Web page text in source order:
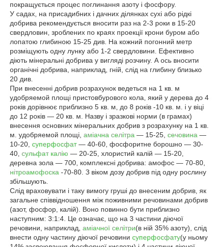
покращується процес поглинання азоту і фосфору.
У садах, на присадибних і дачних ділянках сухі або рідкі
добрива рекомендується вносити раз на 2-3 роки в 15-20
свердловин, зроблених по краях проекції крони буром або
лопатою глибиною 15-25 див. На кожний погонний метр
розміщують одну лунку або 1-2 свердловини. Ефективно
діють мінеральні добрива у вигляді розчину. А ось вносити
органічні добрива, наприклад, гній, слід на глибину близько
20 див.
При внесенні добрив розрахунок ведеться на 1 кв. м
удобряемой площі пристовбурового кола, який у дерева до 4
років дорівнює приблизно 5 кв. м, до 8 років -10 кв. м. і у віці
до 12 років — 20 кв. м. Назву і зразкові норми (в грамах)
внесення основних мінеральних добрив з розрахунку на 1 кв.
м. удобряемой площі, аміачна селітра — 15-25, сечовина —
10-20, суперфосфат— 40-60, фосфоритне борошно — 30-
40, сульфат калію — 20-25, хлористий калій — 15-20,
деревна зола — 700, комплексні добрива: амофос — 70-80,
нітроамофоска -70-80. З віком дозу добрив під одну рослину
збільшують.
Слід враховувати і таку вимогу груші до внесеним добрив, як
загальне співвідношення між поживними речовинами добрив
(азот, фосфор, калій). Воно повинно бути приблизно
наступним: 3:1:4. Це означає, що на 3 частини діючої
речовини, наприклад, аміачної селітри(в ній 35% азоту), слід
внести одну частину діючої речовини суперфосфату(у ньому